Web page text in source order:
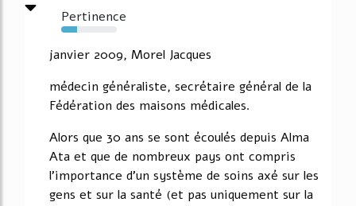
Pertinence
29%
janvier 2009, Morel Jacques
médecin généraliste, secrétaire général de la
Fédération des maisons médicales.
Alors que 30 ans se sont écoulés depuis Alma
Ata et que de nombreux pays ont compris
l'importance d'un système de soins axé sur les
gens et sur la santé (et pas uniquement sur la